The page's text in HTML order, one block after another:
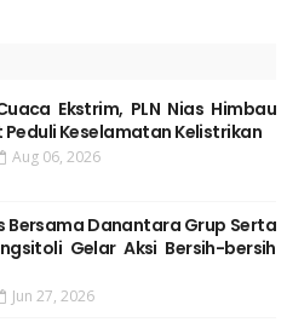
Ekstrim, PLN Nias Himbau
Keselamatan Kelistrikan
Aug 06, 2026
Bersama Danantara Grup Serta
Gelar Aksi Bersih-bersih
Jun 27, 2026